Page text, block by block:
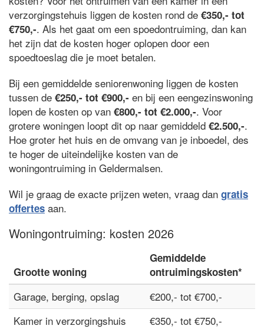
verzorgingstehuis liggen de kosten rond de €350,- tot
€750,-. Als het gaat om een spoedontruiming, dan kan
het zijn dat de kosten hoger oplopen door een
spoedtoeslag die je moet betalen.
Bij een gemiddelde seniorenwoning liggen de kosten
tussen de €250,- tot €900,- en bij een eengezinswoning
lopen de kosten op van €800,- tot €2.000,-. Voor
grotere woningen loopt dit op naar gemiddeld €2.500,-.
Hoe groter het huis en de omvang van je inboedel, des
te hoger de uiteindelijke kosten van de
woningontruiming in Geldermalsen.
Wil je graag de exacte prijzen weten, vraag dan gratis
offertes aan.
Woningontruiming: kosten 2026
Grootte woning
Gemiddelde
ontruimingskosten*
Garage, berging, opslag
€200,- tot €700,-
Kamer in verzorgingshuis
€350,- tot €750,-